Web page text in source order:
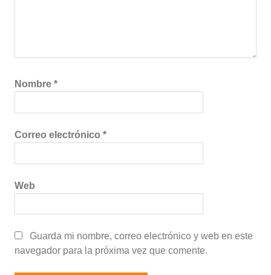
Nombre *
Correo electrónico *
Web
Guarda mi nombre, correo electrónico y web en este
navegador para la próxima vez que comente.